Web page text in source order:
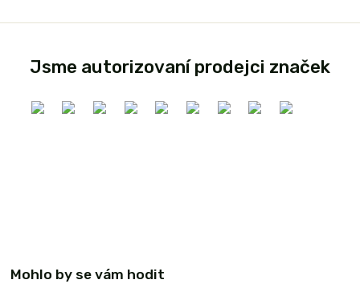
Jsme autorizovaní prodejci značek
Mohlo by se vám hodit